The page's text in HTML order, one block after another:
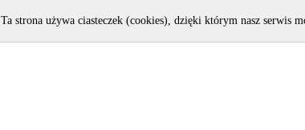
Ta strona używa ciasteczek (cookies), dzięki którym nasz serwis